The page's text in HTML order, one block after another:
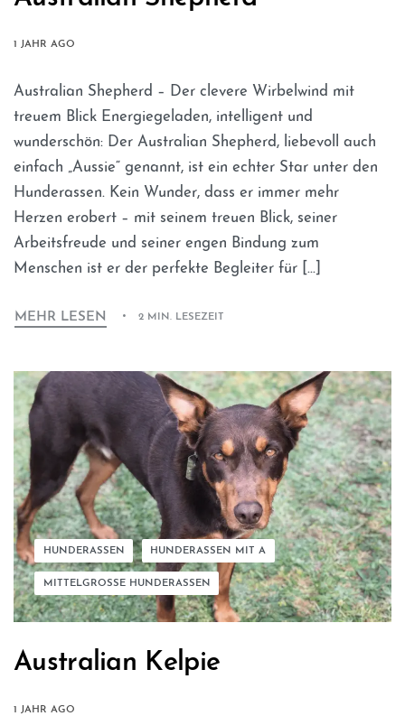
1 JAHR AGO
Australian Shepherd – Der clevere Wirbelwind mit
treuem Blick Energiegeladen, intelligent und
wunderschön: Der Australian Shepherd, liebevoll auch
einfach „Aussie“ genannt, ist ein echter Star unter den
Hunderassen. Kein Wunder, dass er immer mehr
Herzen erobert – mit seinem treuen Blick, seiner
Arbeitsfreude und seiner engen Bindung zum
Menschen ist er der perfekte Begleiter für […]
MEHR LESEN 2 MIN. LESEZEIT
HUNDERASSEN HUNDERASSEN MIT A
MITTELGROSSE HUNDERASSEN
Australian Kelpie
1 JAHR AGO